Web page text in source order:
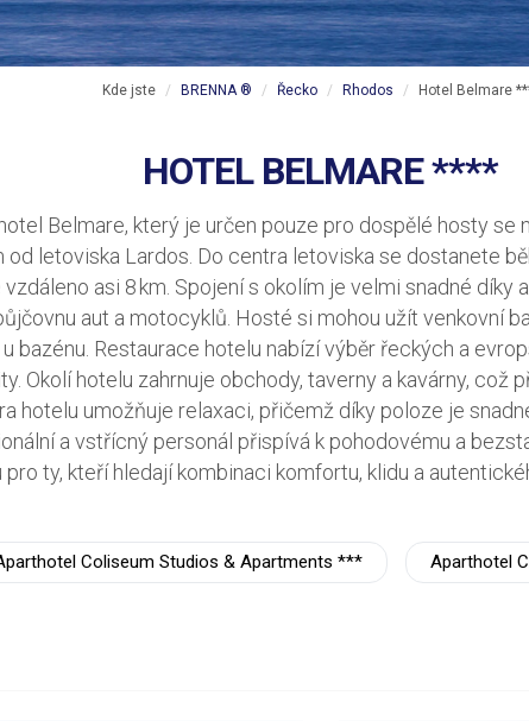
Kde jste BRENNA ® Řecko Rhodos Hotel Belmare
HOTEL BELMARE ****
Belmare, který je určen pouze pro dospělé hosty se
od letoviska Lardos. Do centra letoviska se dostanete
asi 8 km. Spojení s okolím je velmi snadné díky
aut a motocyklů. Hosté si mohou užít venkovní
bazénu. Restaurace hotelu nabízí výběr řeckých a
Okolí hotelu zahrnuje obchody, taverny a kavárny, což
hotelu umožňuje relaxaci, přičemž díky poloze je
a vstřícný personál přispívá k pohodovému a
pro ty, kteří hledají kombinaci komfortu, klidu a
Coliseum Studios & Apartments *** Aparthotel